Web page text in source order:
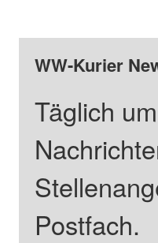
WW-Kurier
Täglich
Postfach.